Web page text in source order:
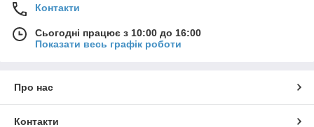
Контакти
Сьогодні працює з 10:00 до 16:00
Показати весь графік роботи
Про нас
Контакти